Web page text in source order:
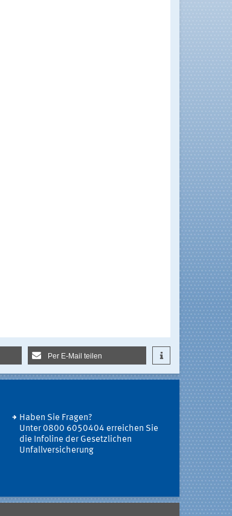
Per E-Mail teilen
Haben Sie Fragen?
Unter 0800 6050404 erreichen Sie
die Infoline der Gesetzlichen
Unfallversicherung